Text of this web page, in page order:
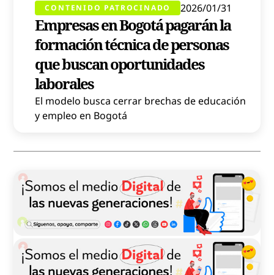
CONTENIDO PATROCINADO 2026/01/31
Empresas en Bogotá pagarán la
formación técnica de personas
que buscan oportunidades
laborales
El modelo busca cerrar brechas de educación
y empleo en Bogotá